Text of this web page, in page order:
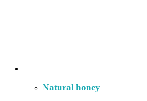
Natural honey